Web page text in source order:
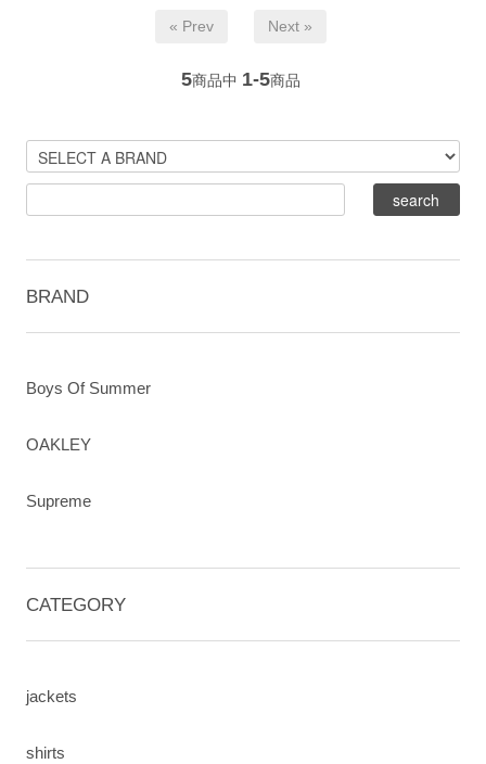
« Prev Next »
5商品中 1-5商品
BRAND
Boys Of Summer
OAKLEY
Supreme
CATEGORY
jackets
shirts